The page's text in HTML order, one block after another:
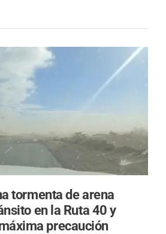
tormenta de arena
en la Ruta 40 y
precaución